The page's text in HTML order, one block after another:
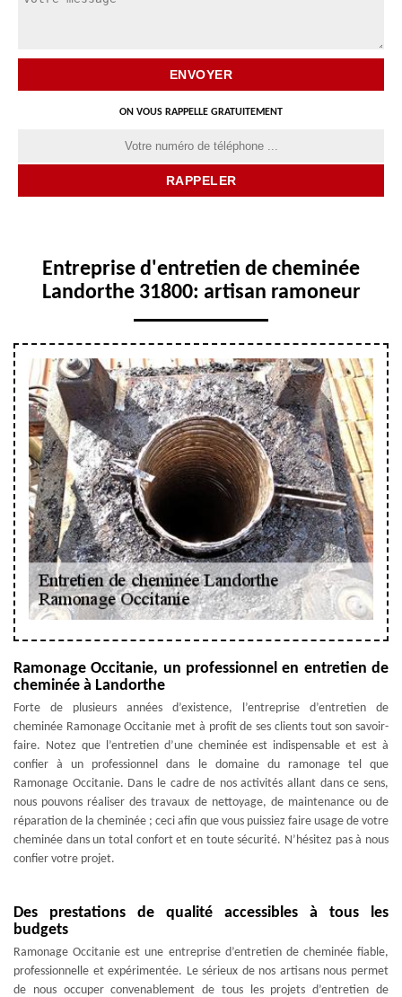
ON VOUS RAPPELLE GRATUITEMENT
Entreprise d'entretien de cheminée
Landorthe 31800: artisan ramoneur
Ramonage Occitanie, un professionnel en entretien de
cheminée à Landorthe
Forte de plusieurs années d’existence, l’entreprise d’entretien de
cheminée Ramonage Occitanie met à profit de ses clients tout son savoir-
faire. Notez que l’entretien d’une cheminée est indispensable et est à
confier à un professionnel dans le domaine du ramonage tel que
Ramonage Occitanie. Dans le cadre de nos activités allant dans ce sens,
nous pouvons réaliser des travaux de nettoyage, de maintenance ou de
réparation de la cheminée ; ceci afin que vous puissiez faire usage de votre
cheminée dans un total confort et en toute sécurité. N’hésitez pas à nous
confier votre projet.
Des prestations de qualité accessibles à tous les
budgets
Ramonage Occitanie est une entreprise d’entretien de cheminée fiable,
professionnelle et expérimentée. Le sérieux de nos artisans nous permet
de nous occuper convenablement de tous les projets d’entretien de